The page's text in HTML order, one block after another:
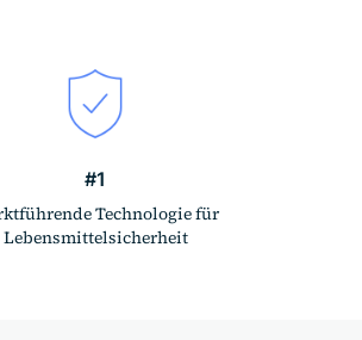
#1
Technologie für
Lebensmittelsicherheit